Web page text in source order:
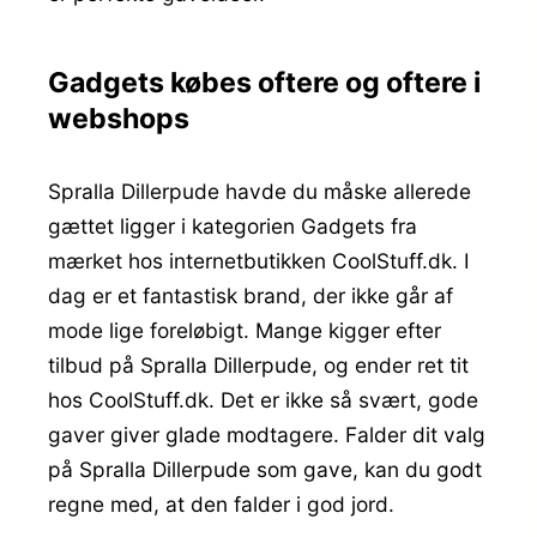
Gadgets købes oftere og oftere i
webshops
Spralla Dillerpude havde du måske allerede
gættet ligger i kategorien Gadgets fra
mærket hos internetbutikken CoolStuff.dk. I
dag er et fantastisk brand, der ikke går af
mode lige foreløbigt. Mange kigger efter
tilbud på Spralla Dillerpude, og ender ret tit
hos CoolStuff.dk. Det er ikke så svært, gode
gaver giver glade modtagere. Falder dit valg
på Spralla Dillerpude som gave, kan du godt
regne med, at den falder i god jord.